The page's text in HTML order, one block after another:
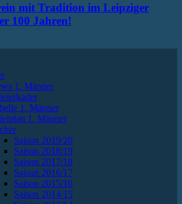
mit Tradition im Leipziger
100 Jahren!
1. Männer
1. Männer
1. Männer
Saison 2019/20
Saison 2018/19
Saison 2017/18
Saison 2016/17
Saison 2015/16
Saison 2014/15